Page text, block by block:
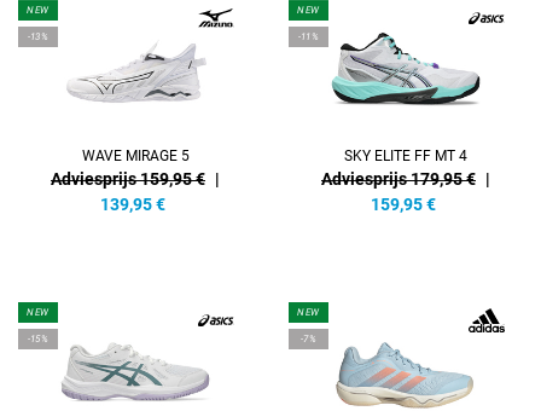
NEW
-13%
WAVE MIRAGE 5
Adviesprijs 159,95 € |
139,95 €
NEW
-11%
SKY ELITE FF MT 4
Adviesprijs 179,95 € |
159,95 €
NEW
-15%
NEW
-7%